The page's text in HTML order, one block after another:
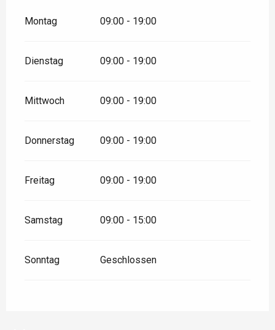
Montag 09:00 - 19:00
Dienstag 09:00 - 19:00
Mittwoch 09:00 - 19:00
Donnerstag 09:00 - 19:00
Freitag 09:00 - 19:00
Samstag 09:00 - 15:00
Sonntag Geschlossen